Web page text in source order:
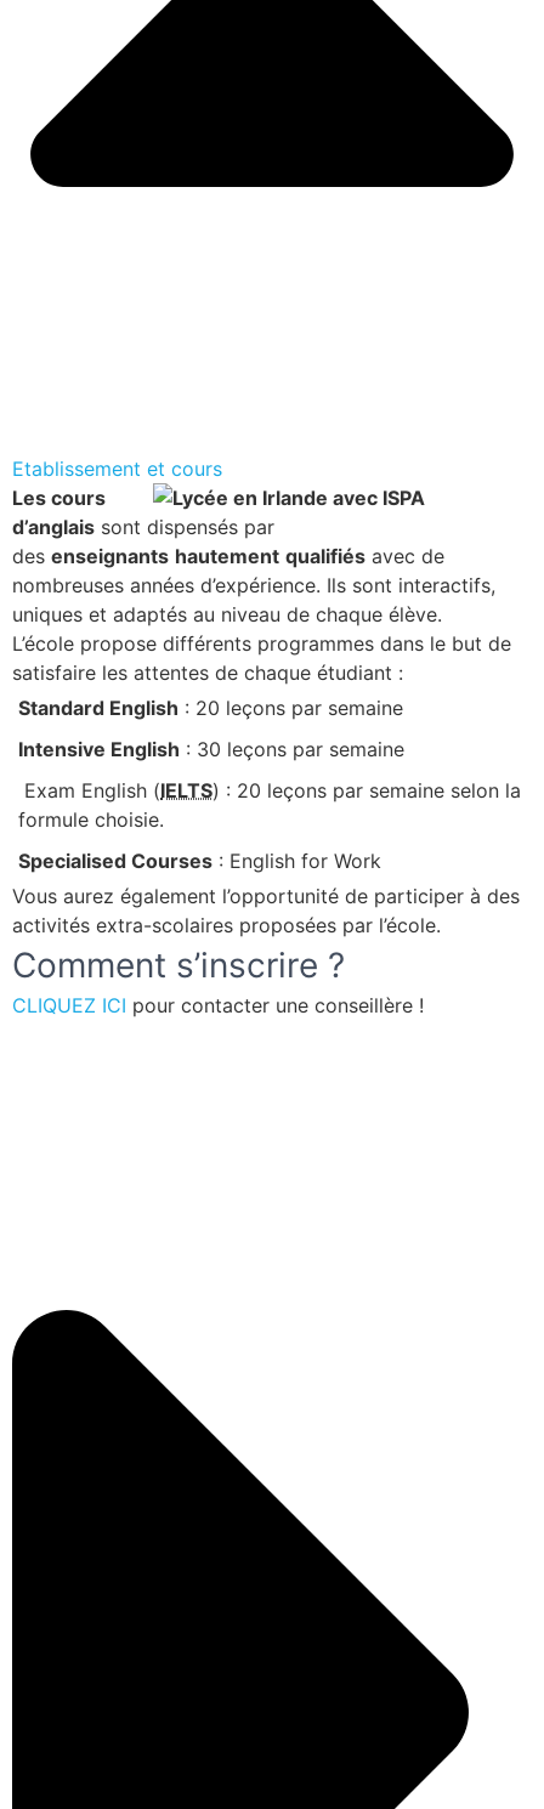
Etablissement et cours
Les cours
d’anglais sont dispensés par
des enseignants hautement qualifiés avec de
nombreuses années d’expérience. Ils sont interactifs,
uniques et adaptés au niveau de chaque élève.
L’école propose différents programmes dans le but de
satisfaire les attentes de chaque étudiant :
Standard English : 20 leçons par semaine
Intensive English : 30 leçons par semaine
Exam English (IELTS) : 20 leçons par semaine selon la
formule choisie.
Specialised Courses : English for Work
Vous aurez également l’opportunité de participer à des
activités extra-scolaires proposées par l’école.
Comment s’inscrire ?
CLIQUEZ ICI pour contacter une conseillère !